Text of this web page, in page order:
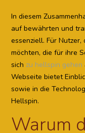
In diesem
auf bewährten und
essenziell. Für
möchten, die für ihre
sich zu hellspin gehen
Webseite bietet
sowie in die
Hellspin.
Warum